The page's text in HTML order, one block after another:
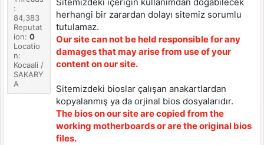
:
84,383
Reputat
ion:0
Locatio
n:
Kocaali /
SAKARY
A
Sitemizdeki içeriğin kullanımdan doğabilecek
herhangi bir zarardan dolayı sitemiz sorumlu
tutulamaz.
Our site can not be held responsible for any
damages that may arise from use of your
content on our site.
Sitemizdeki bioslar çalışan anakartlardan
kopyalanmış ya da orjinal bios dosyalarıdır.
The bios on our site are copied from the
working motherboards or are the original bios
files.